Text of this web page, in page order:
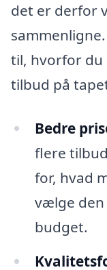
det er derfor
til, hvorfor
tilbud på
Bedre
flere
for, hvad
vælge
budget.